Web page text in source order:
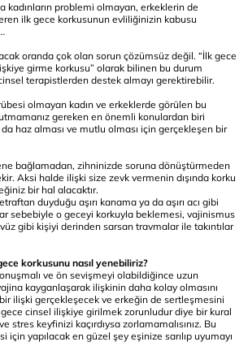
kadınların problemi olmayan, erkeklerin de
ilk gece korkusunun evliliğinizin kabusu
oranda çok olan sorun çözümsüz değil. “İlk gece
girme korkusu” olarak bilinen bu durum
terapistlerden destek almayı gerektirebilir.
olmayan kadın ve erkeklerde görülen bu
gereken en önemli konulardan biri
haz alması ve mutlu olması için gerçekleşen bir
bağlamadan, zihninizde soruna dönüştürmeden
Aksi halde ilişki size zevk vermenin dışında korku
bir hal alacaktır.
duyduğu aşırı kanama ya da aşırı acı gibi
sebebiyle o geceyi korkuyla beklemesi, vajinismus
gibi kişiyi derinden sarsan travmalar ile takıntılar
korkusunu nasıl yenebiliriz?
ve ön sevişmeyi olabildiğince uzun
kayganlaşarak ilişkinin daha kolay olmasını
bir ilişki gerçekleşecek ve erkeğin de sertleşmesini
gece cinsel ilişkiye girilmek zorunludur diye bir kural
stres keyfinizi kaçırdıysa zorlamamalısınız. Bu
yapılacak en güzel şey eşinize sarılıp uyumayı